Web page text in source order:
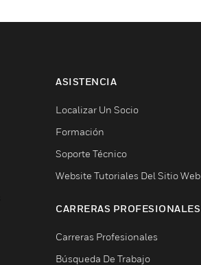
ASISTENCIA
Localizar Un Socio
Formación
Soporte Técnico
Website Tutoriales Del Sitio Web
CARRERAS PROFESIONALES
Carreras Profesionales
Búsqueda De Trabajo